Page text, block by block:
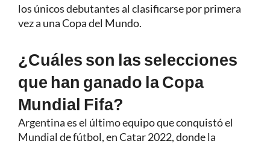
los únicos debutantes al clasificarse por primera
vez a una Copa del Mundo.
¿Cuáles son las selecciones
que han ganado la Copa
Mundial Fifa?
Argentina es el último equipo que conquistó el
Mundial de fútbol, en Catar 2022, donde la